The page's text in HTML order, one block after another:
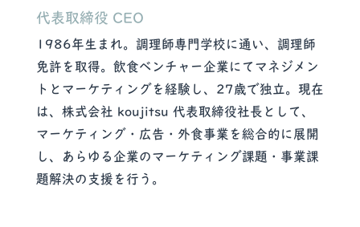
代表取締役 CEO
1986年生まれ。調理師専門学校に通い、調理師
免許を取得。飲食ベンチャー企業にてマネジメン
トとマーケティングを経験し、27歳で独立。現在
は、株式会社 koujitsu 代表取締役社長として、
マーケティング・広告・外食事業を総合的に展開
し、あらゆる企業のマーケティング課題・事業課
題解決の支援を行う。